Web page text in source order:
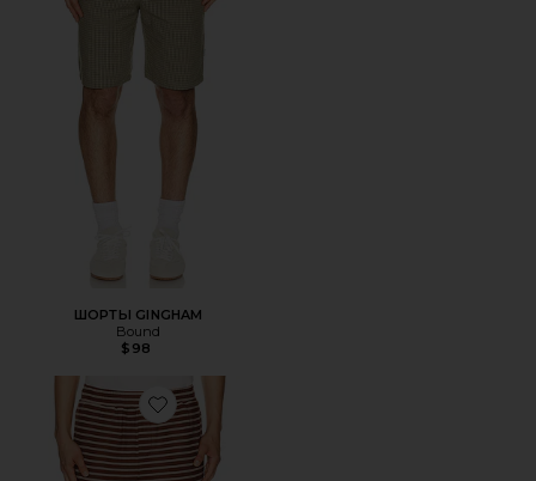
ШОРТЫ GINGHAM
Bound
$98
Favorite ШОРТЫ STRIPE